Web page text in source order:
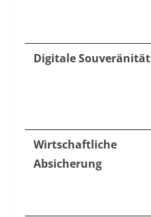
Digitale Souveränität
Wirtschaftliche
Absicherung